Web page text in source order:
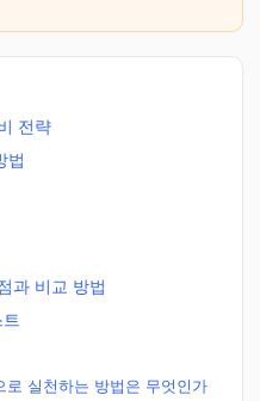
전략
법
과 비교 방법
실천하는 방법은 무엇인가